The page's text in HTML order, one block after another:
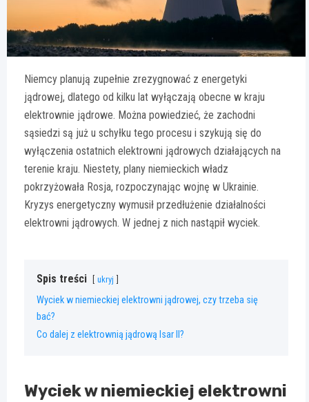
Niemcy planują zupełnie zrezygnować z energetyki
jądrowej, dlatego od kilku lat wyłączają obecne w kraju
elektrownie jądrowe. Można powiedzieć, że zachodni
sąsiedzi są już u schyłku tego procesu i szykują się do
wyłączenia ostatnich elektrowni jądrowych działających na
terenie kraju. Niestety, plany niemieckich władz
pokrzyżowała Rosja, rozpoczynając wojnę w Ukrainie.
Kryzys energetyczny wymusił przedłużenie działalności
elektrowni jądrowych. W jednej z nich nastąpił wyciek.
Spis treści ukryj
Wyciek w niemieckiej elektrowni jądrowej, czy trzeba się
bać?
Co dalej z elektrownią jądrową Isar II?
Wyciek w niemieckiej elektrowni